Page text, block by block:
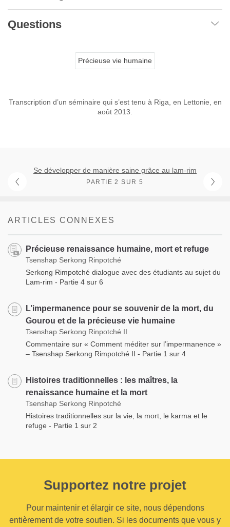
Questions
Précieuse vie humaine
Transcription d’un séminaire qui s’est tenu à Riga, en Lettonie, en
août 2013.
Se développer de manière saine grâce au lam-rim
PARTIE 2 SUR 5
ARTICLES CONNEXES
Précieuse renaissance humaine, mort et refuge
Tsenshap Serkong Rinpotché
Serkong Rimpotché dialogue avec des étudiants au sujet du
Lam-rim - Partie 4 sur 6
L’impermanence pour se souvenir de la mort, du
Gourou et de la précieuse vie humaine
Tsenshap Serkong Rinpotché II
Commentaire sur « Comment méditer sur l’impermanence »
– Tsenshap Serkong Rimpotché II - Partie 1 sur 4
Histoires traditionnelles : les maîtres, la
renaissance humaine et la mort
Tsenshap Serkong Rinpotché
Histoires traditionnelles sur la vie, la mort, le karma et le
refuge - Partie 1 sur 2
Supportez notre projet
Pour maintenir et élargir ce site, nous dépendons
entièrement de votre soutien. Si les documents que vous y